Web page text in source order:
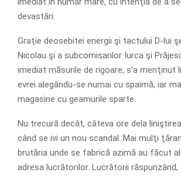
devastări.
Graţie deosebitei energii şi tactului D-lui
Nicolau şi a subcomisarilor Iurca şi
imediat măsurile de rigoare, s’a menţinut
evrei alegându-se numai cu spaimă, iar
magasine cu geamurile sparte.
Nu trecură decât, câteva ore dela
când se ivi un nou scandal. Mai mulţi
brutăria unde se fabrică azimă au făcut
adresa lucrătorilor. Lucrătorii răspunzând,